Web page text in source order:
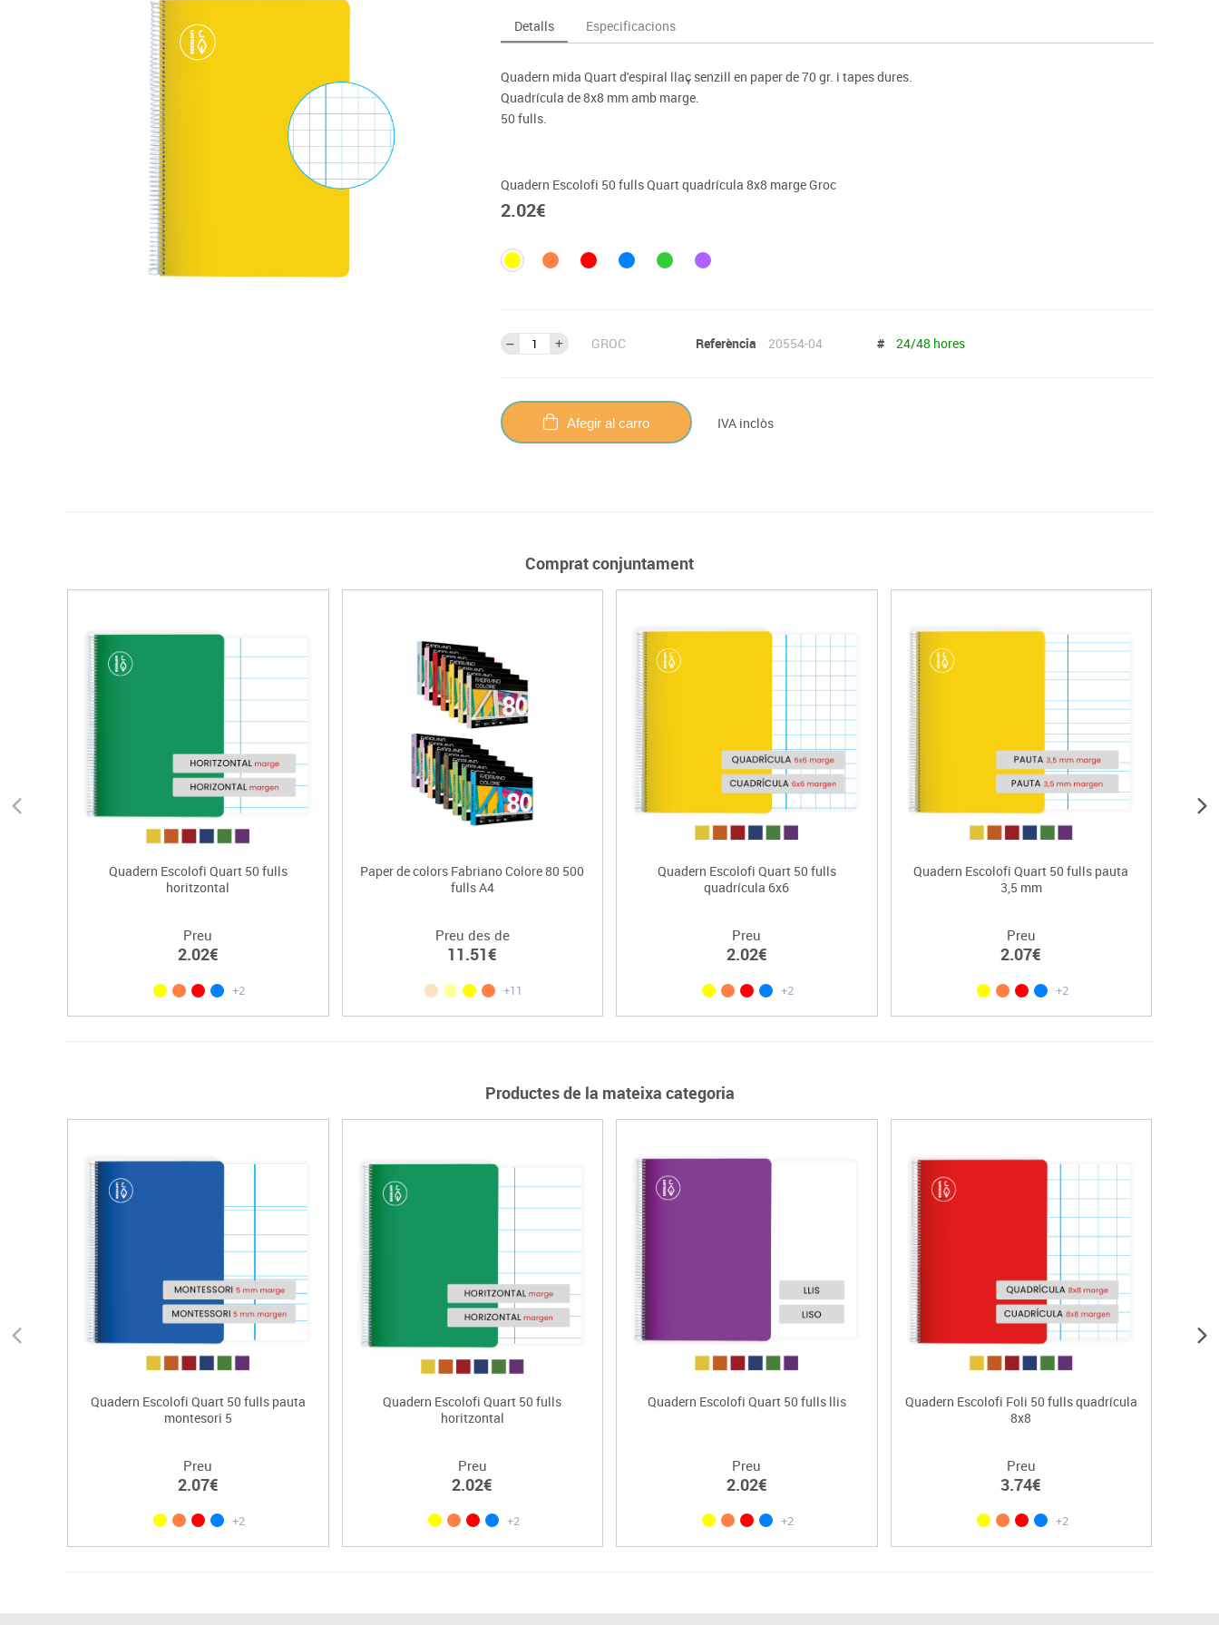
Complements d'oficina
Plastificació, enquadernació i destrucció
Informàtica
Dibuix tècnic i artístic
Material escolar
Espais exteriors
Videoprojecció
Taules escolars, abatibles i polivalents
Penjadors, prestatges i taquilles
Cadires, bancs i tamborets
Entrenament
Foam
Esports raqueta
Gimnàstica rítmica
Detalls Especificacions
Quadern mida Quart d'espiral llaç senzill en paper de 70 gr. i tapes dures.
Quadrícula de 8x8 mm amb marge.
50 fulls.
Quadern Escolofi 50 fulls Quart quadrícula 8x8 marge Groc
2.02€
GROC Referència 20554-04 # 24/48 hores
Afegir al carro IVA inclòs
Comprat conjuntament
Quadern Escolofi Quart 50 fulls
horitzontal
Preu
2.02€
+2
Paper de colors Fabriano Colore 80 500
fulls A4
Preu des de
11.51€
+11
Quadern Escolofi Quart 50 fulls
quadrícula 6x6
Preu
2.02€
+2
Quadern Escolofi Quart 50 fulls pauta
3,5 mm
Preu
2.07€
+2
Productes de la mateixa categoria
Quadern Escolofi Quart 50 fulls pauta
montesori 5
Preu
2.07€
+2
Quadern Escolofi Quart 50 fulls
horitzontal
Preu
2.02€
+2
Quadern Escolofi Quart 50 fulls llis
Preu
2.02€
+2
Quadern Escolofi Foli 50 fulls quadrícula
8x8
Preu
3.74€
+2